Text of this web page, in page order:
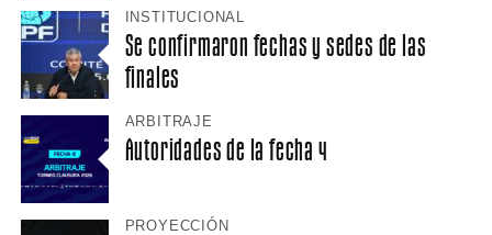
INSTITUCIONAL
Se confirmaron fechas y sedes de las
finales
ARBITRAJE
Autoridades de la fecha 4
PROYECCIÓN